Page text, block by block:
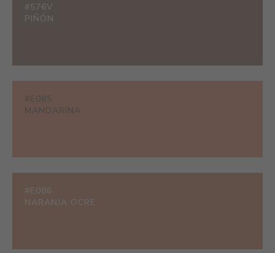
#576V
PIÑÓN
#E085
MANDARINA
#E086
NARANJA OCRE